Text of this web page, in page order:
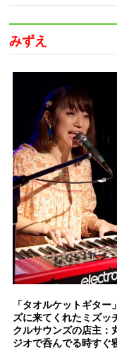
みずえ
「タオルケットギタ
ズに来てくれたミズッ
クルサウンズの店主：
ジオで呑んでる時すぐ